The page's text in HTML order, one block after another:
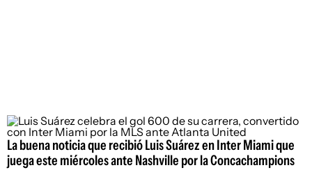
La buena noticia que recibió Luis Suárez en Inter Miami que
juega este miércoles ante Nashville por la Concachampions